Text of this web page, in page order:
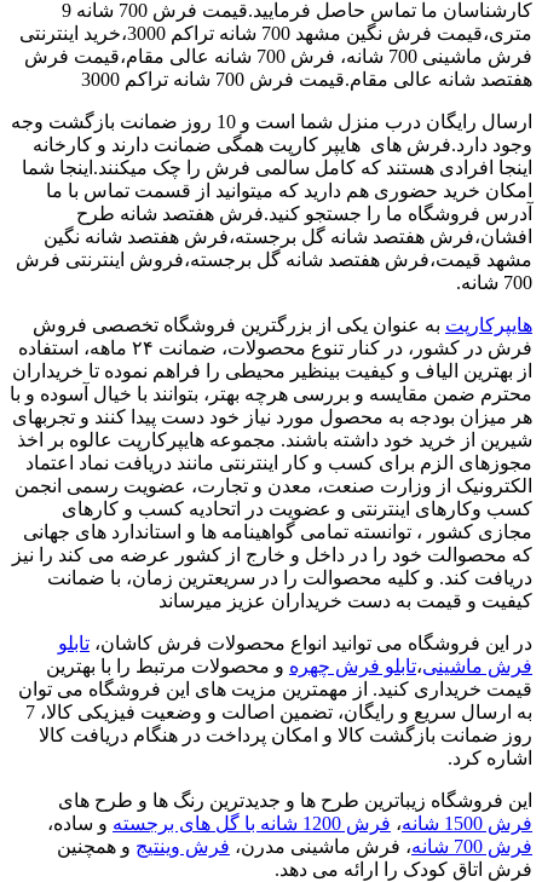
کارشناسان ما تماس حاصل فرمایید.قیمت فرش 700 شانه 9
متری،قیمت فرش نگین مشهد 700 شانه تراکم 3000،خرید اینترنتی
فرش ماشینی 700 شانه، فرش 700 شانه عالی مقام،قیمت فرش
هفتصد شانه عالی مقام.قیمت فرش 700 شانه تراکم 3000
ارسال رایگان درب منزل شما است و 10 روز ضمانت بازگشت وجه
وجود دارد.فرش های هایپر کارپت همگی ضمانت دارند و کارخانه
اینجا افرادی هستند که کامل سالمی فرش را چک میکنند.اینجا شما
امکان خرید حضوری هم دارید که میتوانید از قسمت تماس با ما
آدرس فروشگاه ما را جستجو کنید.فرش هفتصد شانه طرح
افشان،فرش هفتصد شانه گل برجسته،فرش هفتصد شانه نگین
مشهد قیمت،فرش هفتصد شانه گل برجسته،فروش اینترنتی فرش
700 شانه.
هایپرکارپت به عنوان یکی از بزرگترین فروشگاه تخصصی فروش
فرش در کشور، در کنار تنوع محصولات، ضمانت ۲۴ ماهه، استفاده
از بهترین الیاف و کیفیت بینظیر محیطی را فراهم نموده تا خریداران
محترم ضمن مقایسه و بررسی هرچه بهتر، بتوانند با خیال آسوده و با
هر میزان بودجه به محصول مورد نیاز خود دست پیدا کنند و تجربهای
شیرین از خرید خود داشته باشند. مجموعه هایپرکارپت عالوه بر اخذ
مجوزهای الزم برای کسب و کار اینترنتی مانند دریافت نماد اعتماد
الکترونیک از وزارت صنعت، معدن و تجارت، عضویت رسمی انجمن
کسب وکارهای اینترنتی و عضویت در اتحادیه کسب و کارهای
مجازی کشور ، توانسته تمامی گواهینامه ها و استاندارد های جهانی
که محصوالت خود را در داخل و خارج از کشور عرضه می کند را نیز
دریافت کند. و کلیه محصوالت را در سریعترین زمان، با ضمانت
کیفیت و قیمت به دست خریداران عزیز میرساند
در این فروشگاه می توانید انواع محصولات فرش کاشان، تابلو
فرش ماشینی،تابلو فرش چهره و محصولات مرتبط را با بهترین
قیمت خریداری کنید. از مهمترین مزیت های این فروشگاه می توان
به ارسال سریع و رایگان، تضمین اصالت و وضعیت فیزیکی کالا، 7
روز ضمانت بازگشت کالا و امکان پرداخت در هنگام دریافت کالا
اشاره کرد.
این فروشگاه زیباترین طرح ها و جدیدترین رنگ ها و طرح های
فرش 1500 شانه
، فرش 1200 شانه با گل های برجسته
و ساده،
فرش 700 شانه
، فرش ماشینی مدرن، فرش وینتیج و همچنین
فرش اتاق کودک را ارائه می دهد.